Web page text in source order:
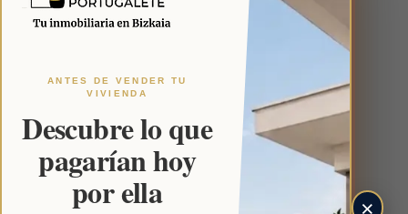
ANTES DE VENDER TU
VIVIENDA
Descubre lo que
pagarían hoy
por ella